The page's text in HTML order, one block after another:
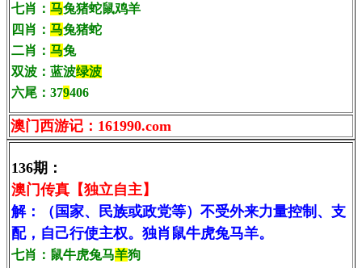
七肖： 马兔猪蛇鼠鸡羊
四肖： 马兔猪蛇
二肖： 马兔
双波：蓝波绿波
六尾：379406
澳门西游记：161990.com
136期：
澳门传真【独立自主】
解：（国家、民族或政党等）不受外来力量控制、支
配，自己行使主权。独肖鼠牛虎兔马羊。
七肖：鼠牛虎兔马羊狗